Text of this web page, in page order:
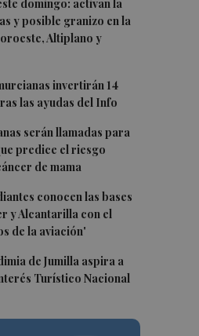
domingo: activan la
y posible granizo en la
Altiplano y
invertirán 14
las ayudas del Info
serán llamadas para
predice el riesgo
de mama
conocen las bases
y Alcantarilla con el
de la aviación'
de Jumilla aspira a
Turístico Nacional